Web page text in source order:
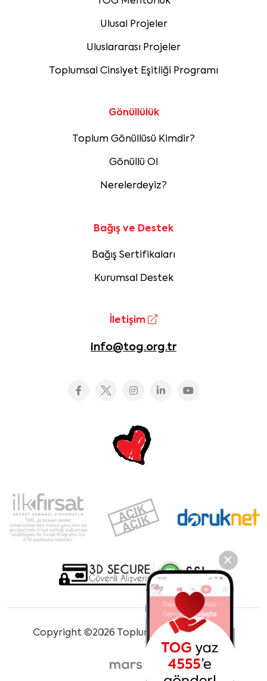
Ulusal Projeler
Uluslararası Projeler
Toplumsal Cinsiyet Eşitliği Programı
Gönüllülük
Toplum Gönüllüsü Kimdir?
Gönüllü Ol
Nerelerdeyiz?
Bağış ve Destek
Bağış Sertifikaları
Kurumsal Destek
İletişim
info@tog.org.tr
Copyright ©2026 Toplum Gönüllüleri Vakfı.